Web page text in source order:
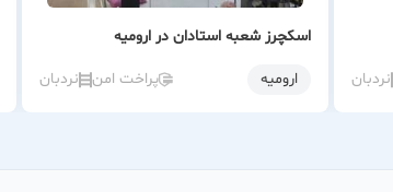
نردبان
اسکچرز شعبه استادان در ارومیه
ارومیه پراخت امن نردبان